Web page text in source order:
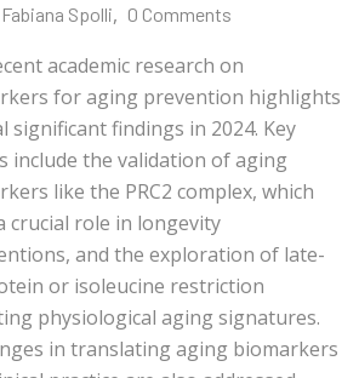
Spolli, 0 Comments
academic research on
for aging prevention highlights
significant findings in 2024. Key
include the validation of aging
like the PRC2 complex, which
crucial role in longevity
and the exploration of late-
or isoleucine restriction
physiological aging signatures.
in translating aging biomarkers